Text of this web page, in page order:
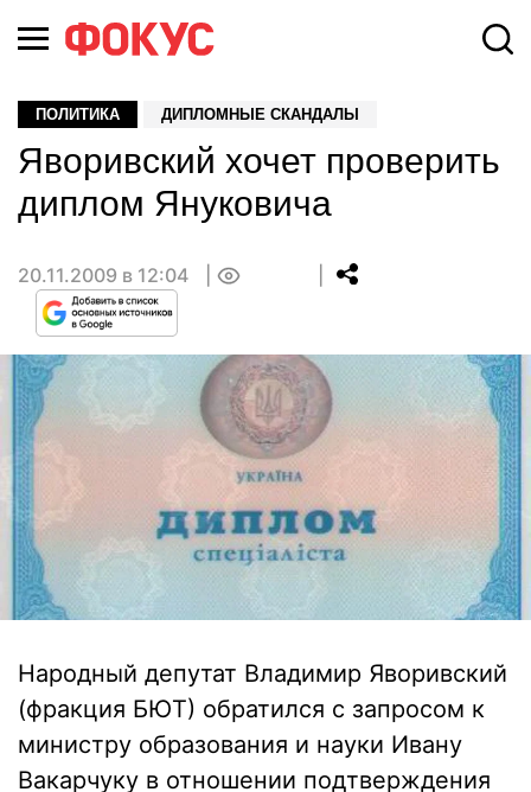
ПОЛИТИКА ДИПЛОМНЫЕ СКАНДАЛЫ
Яворивский хочет проверить
диплом Януковича
20.11.2009 в 12:04
Народный депутат Владимир Яворивский
(фракция БЮТ) обратился с запросом к
министру образования и науки Ивану
Вакарчуку в отношении подтверждения